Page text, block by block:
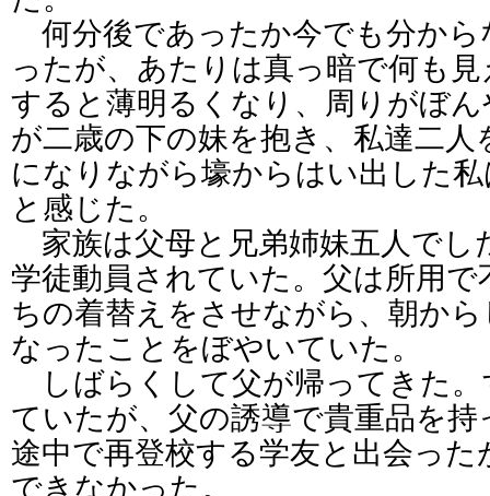
何分後であったか今でも分から
ったが、あたりは真っ暗で何も
すると薄明るくなり、周りがぼ
が二歳の下の妹を抱き、私達二
になりながら壕からはい出した
と感じた。
家族は父母と兄弟姉妹五人でし
学徒動員されていた。父は所用
ちの着替えをさせながら、朝か
なったことをぼやいていた。
しばらくして父が帰ってきた。
ていたが、父の誘導で貴重品を
途中で再登校する学友と出会っ
できなかった。